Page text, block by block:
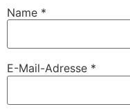
Name *
E-Mail-Adresse *